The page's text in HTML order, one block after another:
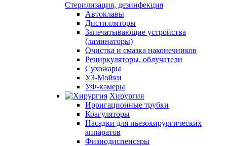
Стерилизация, дезинфекция
Автоклавы
Дистилляторы
Запечатывающие устройства
(ламинаторы)
Очистка и смазка наконечников
Рециркуляторы, облучатели
Сухожары
УЗ-Мойки
УФ-камеры
Хирургия
Ирригационные трубки
Коагуляторы
Насадки для пьезохирургических
аппаратов
Физиодиспенсеры